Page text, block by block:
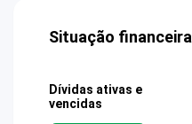
Situação financeira
Dívidas ativas e
vencidas